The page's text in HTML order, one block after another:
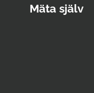
Mäta själv